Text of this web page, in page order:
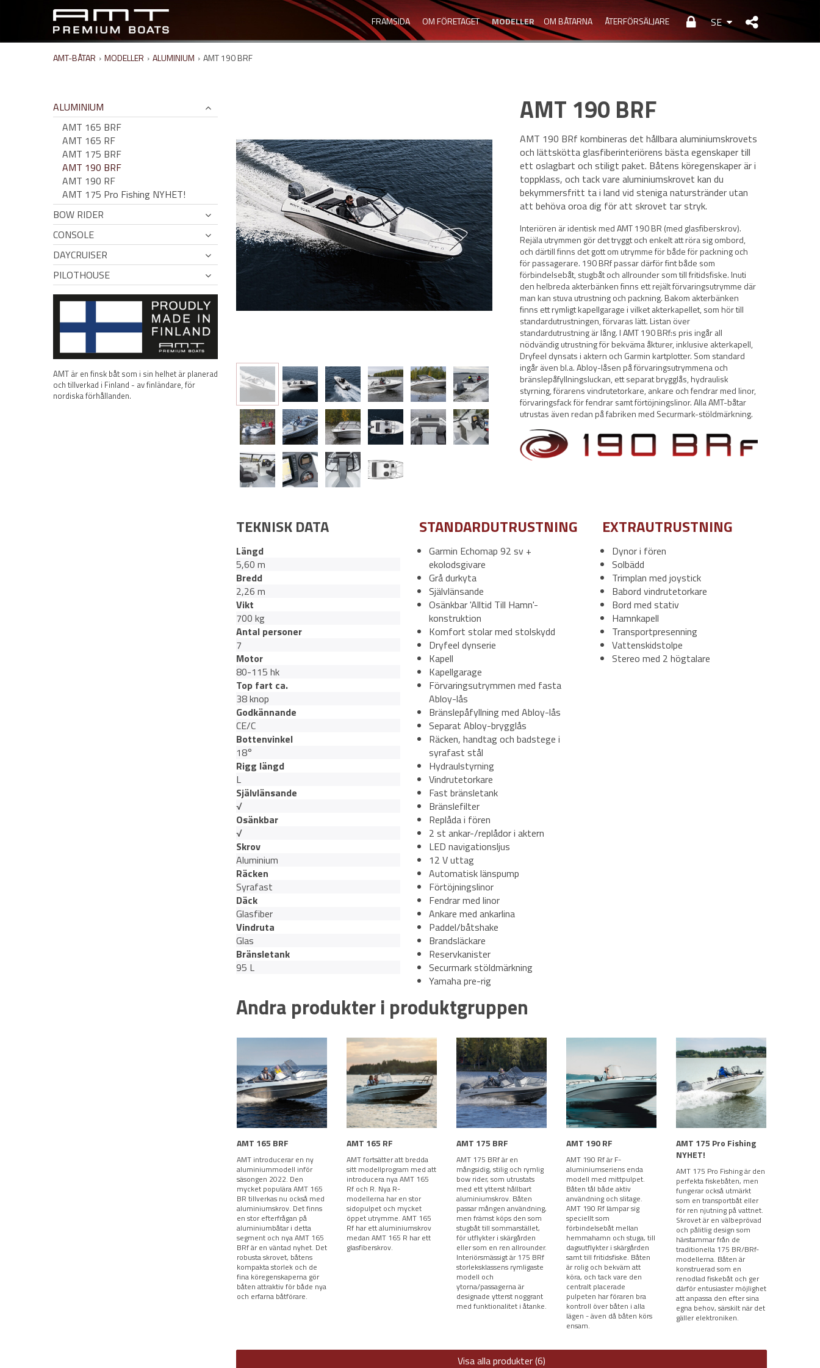
FRAMSIDA OM FÖRETAGET MODELLER OM BÅTARNA ÅTERFÖRSÄLJARE SE
AMT-BÅTAR › MODELLER › ALUMINIUM › AMT 190 BRF
AMT 190 BRF
AMT 190 BRf kombineras det hållbara aluminiumskrovets
och lättskötta glasfiberinteriörens bästa egenskaper till
ett oslagbart och stiligt paket. Båtens köregenskaper är i
toppklass, och tack vare aluminiumskrovet kan du
bekymmersfritt ta i land vid steniga naturstränder utan
att behöva oroa dig för att skrovet tar stryk.
Interiören är identisk med AMT 190 BR (med glasfiberskrov).
Rejäla utrymmen gör det tryggt och enkelt att röra sig ombord,
och därtill finns det gott om utrymme för både för packning och
för passagerare. 190 BRf passar därför fint både som
förbindelsebåt, stugbåt och allrounder som till fritidsfiske. Inuti
den helbreda akterbänken finns ett rejält förvaringsutrymme där
man kan stuva utrustning och packning. Bakom akterbänken
finns ett rymligt kapellgarage i vilket akterkapellet, som hör till
standardutrustningen, förvaras lätt. Listan över
standardutrustning är lång. I AMT 190 BRf:s pris ingår all
nödvändig utrustning för bekväma åkturer, inklusive akterkapell,
Dryfeel dynsats i aktern och Garmin kartplotter. Som standard
ingår även bl.a. Abloy-låsen på förvaringsutrymmena och
bränslepåfyllningsluckan, ett separat brygglås, hydraulisk
styrning, förarens vindrutetorkare, ankare och fendrar med linor,
förvaringsfack för fendrar samt förtöjningslinor. Alla AMT-båtar
utrustas även redan på fabriken med Securmark-stöldmärkning.
TEKNISK DATA
Längd
5,60 m
Bredd
2,26 m
Vikt
700 kg
Antal personer
7
Motor
80-115 hk
Top fart ca.
38 knop
Godkännande
CE/C
Bottenvinkel
18°
Rigg längd
L
Självlänsande
√
Osänkbar
√
Skrov
Aluminium
Räcken
Syrafast
Däck
Glasfiber
Vindruta
Glas
Bränsletank
95 L
STANDARDUTRUSTNING
Garmin Echomap 92 sv +
ekolodsgivare
Grå durkyta
Självlänsande
Osänkbar 'Alltid Till Hamn'-
konstruktion
Komfort stolar med stolskydd
Dryfeel dynserie
Kapell
Kapellgarage
Förvaringsutrymmen med fasta
Abloy-lås
Bränslepåfyllning med Abloy-lås
Separat Abloy-brygglås
Räcken, handtag och badstege i
syrafast stål
Hydraulstyrning
Vindrutetorkare
Fast bränsletank
Bränslefilter
Replåda i fören
2 st ankar-/replådor i aktern
LED navigationsljus
12 V uttag
Automatisk länspump
Förtöjningslinor
Fendrar med linor
Ankare med ankarlina
Paddel/båtshake
Brandsläckare
Reservkanister
Securmark stöldmärkning
Yamaha pre-rig
EXTRAUTRUSTNING
Dynor i fören
Solbädd
Trimplan med joystick
Babord vindrutetorkare
Bord med stativ
Hamnkapell
Transportpresenning
Vattenskidstolpe
Stereo med 2 högtalare
Andra produkter i produktgruppen
AMT 165 BRF
AMT introducerar en ny
aluminiummodell inför
säsongen 2022. Den
mycket populära AMT 165
BR tillverkas nu också med
aluminiumskrov. Det finns
en stor efterfrågan på
aluminiumbåtar i detta
segment och nya AMT 165
BRf är en väntad nyhet. Det
robusta skrovet, båtens
kompakta storlek och de
fina köregenskaperna gör
båten attraktiv för både nya
och erfarna båtförare.
AMT 165 RF
AMT fortsätter att bredda
sitt modellprogram med att
introducera nya AMT 165
Rf och R. Nya R-
modellerna har en stor
sidopulpet och mycket
öppet utrymme. AMT 165
Rf har ett aluminiumskrov
medan AMT 165 R har ett
glasfiberskrov.
AMT 175 BRF
AMT 175 BRf är en
mångsidig, stilig och rymlig
bow rider, som utrustats
med ett ytterst hållbart
aluminiumskrov. Båten
passar mången användning,
men främst köps den som
stugbåt till sommarstället,
för utflykter i skärgården
eller som en ren allrounder.
Interiörsmässigt är 175 BRf
storleksklassens rymligaste
modell och
ytorna/passagerna är
designade ytterst noggrant
med funktionalitet i åtanke.
AMT 190 RF
AMT 190 Rf är F-
aluminiumseriens enda
modell med mittpulpet.
Båten tål både aktiv
användning och slitage.
AMT 190 Rf lämpar sig
speciellt som
förbindelsebåt mellan
hemmahamn och stuga, till
dagsutflykter i skärgården
samt till fritidsfiske. Båten
är rolig och bekväm att
köra, och tack vare den
centralt placerade
pulpeten har föraren bra
kontroll över båten i alla
lägen - även då båten körs
ensam.
AMT 175 Pro Fishing
NYHET!
AMT 175 Pro Fishing är den
perfekta fiskebåten, men
fungerar också utmärkt
som en transportbåt eller
för ren njutning på vattnet.
Skrovet är en välbeprövad
och pålitlig design som
härstammar från de
traditionella 175 BR/BRf-
modellerna. Båten är
konstruerad som en
renodlad fiskebåt och ger
därför entusiaster möjlighet
att anpassa den efter sina
egna behov, särskilt när det
gäller elektroniken.
Visa alla produkter (6)
ALUMINIUM
AMT 165 BRF
AMT 165 RF
AMT 175 BRF
AMT 190 BRF
AMT 190 RF
AMT 175 Pro Fishing NYHET!
BOW RIDER
CONSOLE
DAYCRUISER
PILOTHOUSE
AMT är en finsk båt som i sin helhet är planerad
och tillverkad i Finland - av finländare, för
nordiska förhållanden.